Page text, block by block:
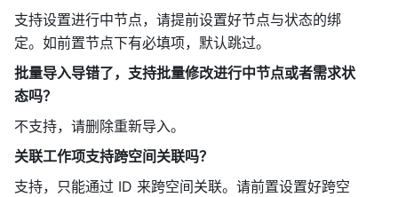
支持设置进行中节点，请提前设置好节点与状态的绑
定。如前置节点下有必填项，默认跳过。
批量导入导错了，支持批量修改进行中节点或者需求状
态吗？
不支持，请删除重新导入。
关联工作项支持跨空间关联吗？
支持，只能通过 ID 来跨空间关联。请前置设置好跨空